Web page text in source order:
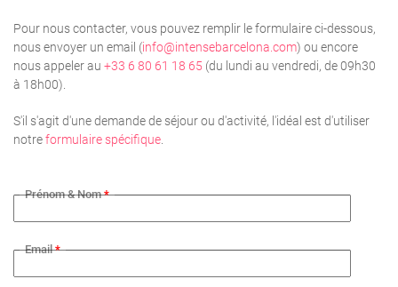
Pour nous contacter, vous pouvez remplir le formulaire ci-dessous,
nous envoyer un email (info@intensebarcelona.com) ou encore
nous appeler au +33 6 80 61 18 65 (du lundi au vendredi, de 09h30
à 18h00).
S'il s'agit d'une demande de séjour ou d'activité, l'idéal est d'utiliser
notreformulaire spécifique
Prénom & Nom*
Email*